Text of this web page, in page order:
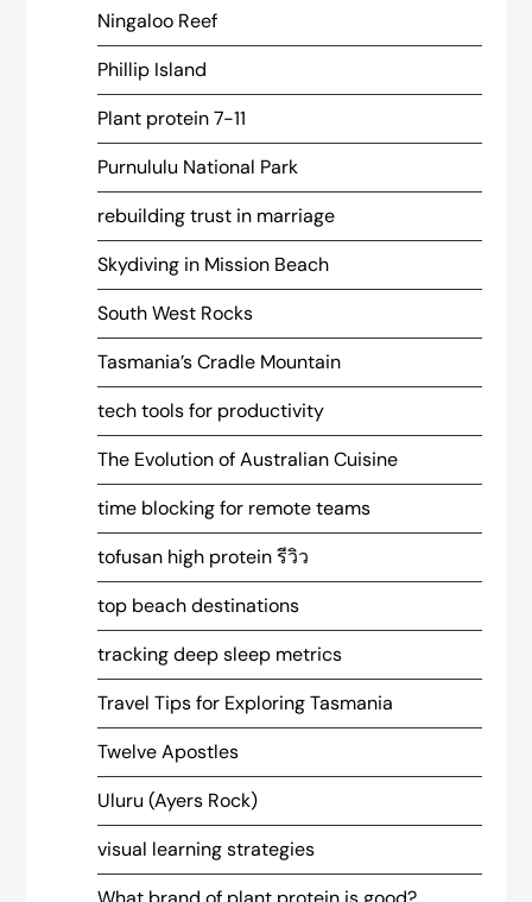
Ningaloo Reef
Phillip Island
Plant protein 7-11
Purnululu National Park
rebuilding trust in marriage
Skydiving in Mission Beach
South West Rocks
Tasmania’s Cradle Mountain
tech tools for productivity
The Evolution of Australian Cuisine
time blocking for remote teams
tofusan high protein รีวิว
top beach destinations
tracking deep sleep metrics
Travel Tips for Exploring Tasmania
Twelve Apostles
Uluru (Ayers Rock)
visual learning strategies